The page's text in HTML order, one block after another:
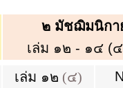
๒ มัชฌิมนิกา
เล่ม ๑๒ - ๑๔ (
เล่ม ๑๒ (๔)